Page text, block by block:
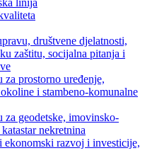
linija
društvene djelatnosti,
zaštitu, socijalna pitanja i
za prostorno uređenje,
i stambeno-komunalne
za geodetske, imovinsko-
nekretnina
ekonomski razvoj i investicije,